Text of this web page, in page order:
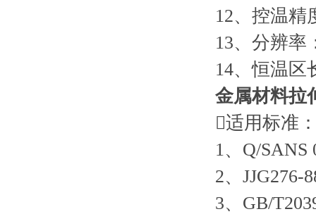
12、控温
13、分辨率
14、恒温区
金属材料拉
适用标准
1、Q/
2、
3、GB/